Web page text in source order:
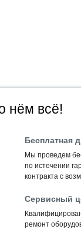
нём всё!
Бесплатная
Мы проведем
по истечении
контракта с
Сервисный
ремонт